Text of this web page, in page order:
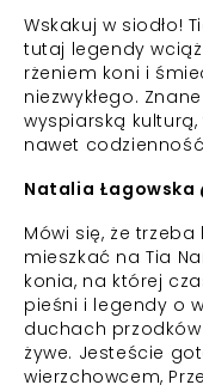
Wskakuj w siodło!
tutaj legendy
rżeniem koni i
niezwykłego.
wyspiarską
nawet
Natalia
Mówi się, że
mieszkać na Tia
konia, na której
pieśni i legendy o
duchach
żywe. Jesteście
wierzchowcem,